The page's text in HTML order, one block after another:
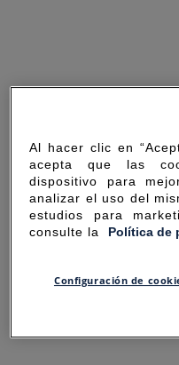
Al hacer clic en
acepta que las
dispositivo para
analizar el uso del
estudios para
consulte la Política de
Configuración de